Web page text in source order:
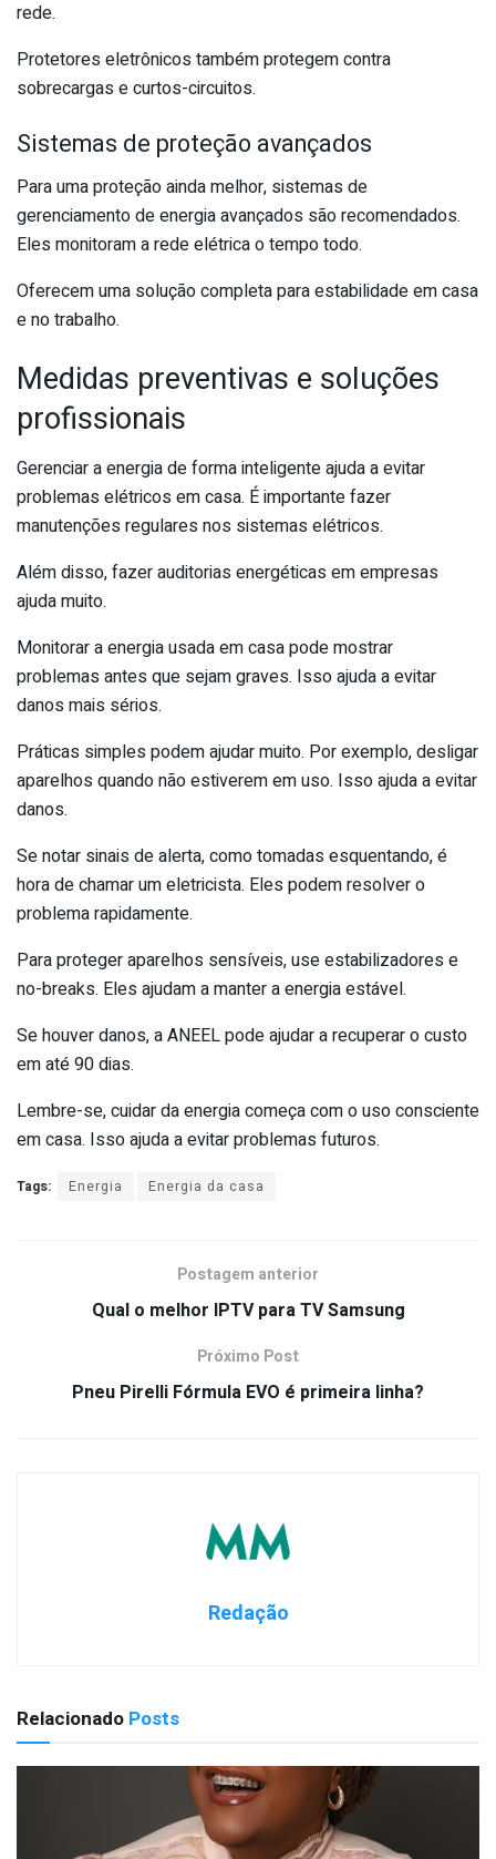
rede.
Protetores eletrônicos também protegem contra
sobrecargas e curtos-circuitos.
Sistemas de proteção avançados
Para uma proteção ainda melhor, sistemas de
gerenciamento de energia avançados são recomendados.
Eles monitoram a rede elétrica o tempo todo.
Oferecem uma solução completa para estabilidade em casa
e no trabalho.
Medidas preventivas e soluções
profissionais
Gerenciar a energia de forma inteligente ajuda a evitar
problemas elétricos em casa. É importante fazer
manutenções regulares nos sistemas elétricos.
Além disso, fazer auditorias energéticas em empresas
ajuda muito.
Monitorar a energia usada em casa pode mostrar
problemas antes que sejam graves. Isso ajuda a evitar
danos mais sérios.
Práticas simples podem ajudar muito. Por exemplo, desligar
aparelhos quando não estiverem em uso. Isso ajuda a evitar
danos.
Se notar sinais de alerta, como tomadas esquentando, é
hora de chamar um eletricista. Eles podem resolver o
problema rapidamente.
Para proteger aparelhos sensíveis, use estabilizadores e
no-breaks. Eles ajudam a manter a energia estável.
Se houver danos, a ANEEL pode ajudar a recuperar o custo
em até 90 dias.
Lembre-se, cuidar da energia começa com o uso consciente
em casa. Isso ajuda a evitar problemas futuros.
Tags: Energia Energia da casa
Postagem anterior
Qual o melhor IPTV para TV Samsung
Próximo Post
Pneu Pirelli Fórmula EVO é primeira linha?
Redação
Relacionado Posts